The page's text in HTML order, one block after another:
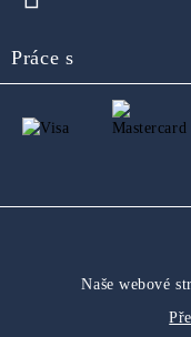
Práce s
Naše webové